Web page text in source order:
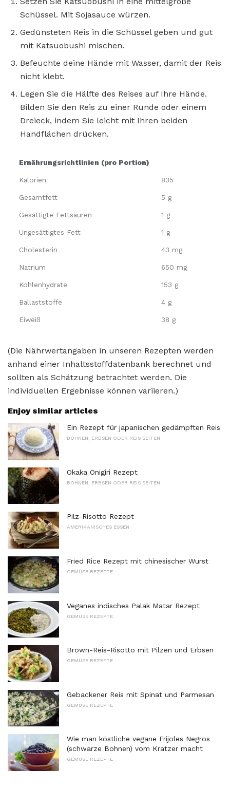
Schüssel. Mit Sojasauce würzen.
Gedünsteten Reis in die Schüssel geben und gut
mit Katsuobushi mischen.
Befeuchte deine Hände mit Wasser, damit der Reis
nicht klebt.
Legen Sie die Hälfte des Reises auf Ihre Hände.
Bilden Sie den Reis zu einer Runde oder einem
Dreieck, indem Sie leicht mit Ihren beiden
Handflächen drücken.
Ernährungsrichtlinien (pro Portion)
Kalorien 835
Gesamtfett 5 g
Gesättigte Fettsäuren 1 g
Ungesättigtes Fett 1 g
Cholesterin 43 mg
Natrium 650 mg
Kohlenhydrate 153 g
Ballaststoffe 4 g
Eiweiß 38 g
(Die Nährwertangaben in unseren Rezepten werden
anhand einer Inhaltsstoffdatenbank berechnet und
sollten als Schätzung betrachtet werden. Die
individuellen Ergebnisse können variieren.)
Enjoy similar articles
Ein Rezept für japanischen gedämpften Reis
BOHNEN, ERBSEN ODER REIS SEITEN
Okaka Onigiri Rezept
BOHNEN, ERBSEN ODER REIS SEITEN
Pilz-Risotto Rezept
AMERIKANISCHES ESSEN
Fried Rice Rezept mit chinesischer Wurst
GEMÜSE REZEPTE
Veganes indisches Palak Matar Rezept
GEMÜSE REZEPTE
Brown-Reis-Risotto mit Pilzen und Erbsen
GEMÜSE REZEPTE
Gebackener Reis mit Spinat und Parmesan
GEMÜSE REZEPTE
Wie man köstliche vegane Frijoles Negros
(schwarze Bohnen) vom Kratzer macht
GEMÜSE REZEPTE